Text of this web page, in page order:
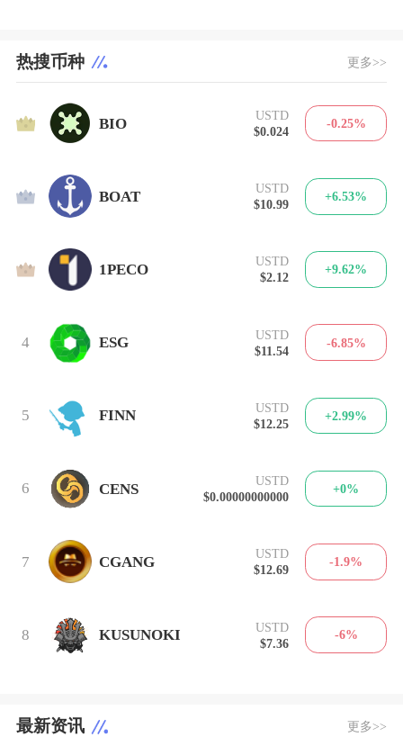
热搜币种 更多>>
1 BIO
USTD
$0.024
-0.25%
2 BOAT
USTD
$10.99
+6.53%
3 1PECO
USTD
$2.12
+9.62%
4 ESG
USTD
$11.54
-6.85%
5 FINN
USTD
$12.25
+2.99%
6 CENS
USTD
$0.00000000000
+0%
7 CGANG
USTD
$12.69
-1.9%
8 KUSUNOKI
USTD
$7.36
-6%
最新资讯 更多>>